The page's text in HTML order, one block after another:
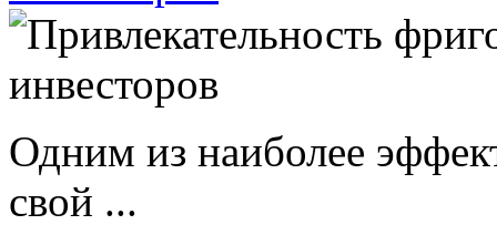
Одним из наиболее
свой ...